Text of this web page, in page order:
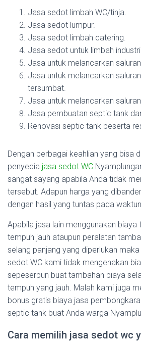
Jasa sedot limbah WC/tinja.
Jasa sedot lumpur.
Jasa sedot limbah catering.
Jasa sedot untuk limbah
Jasa untuk melancarkan
Jasa untuk melancarkan
tersumbat.
Jasa untuk melancarkan
Jasa pembuatan septic tank
Renovasi septic tank beserta
Dengan berbagai keahlian yang bisa
penyedia jasa sedot WC
sangat sayang apabila Anda tidak
tersebut. Adapun harga yang
dengan hasil yang tuntas pada
Apabila jasa lain menggunakan biaya
tempuh jauh ataupun peralatan
selang panjang yang diperlukan
sedot WC kami tidak mengenakan
sepeserpun buat tambahan biaya
tempuh yang jauh. Malah kami juga
bonus gratis biaya jasa
septic tank buat Anda warga
Cara memilih jasa sedot wc